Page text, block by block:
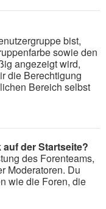
bist,
sowie den
angezeigt wird,
die Berechtigung
Bereich selbst
auf der Startseite?
des Forenteams,
Moderatoren. Du
wie die Foren, die